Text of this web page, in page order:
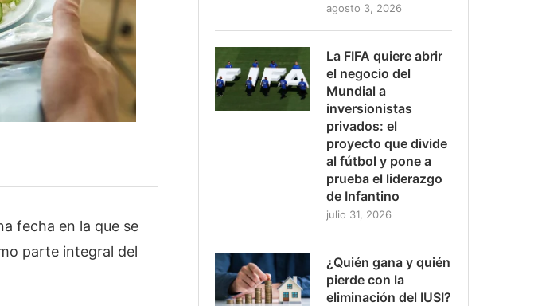
fecha en la que se
parte integral del
agosto 3, 2026
La FIFA quiere abrir
el negocio del
Mundial a
inversionistas
privados: el
proyecto que divide
al fútbol y pone a
prueba el liderazgo
de Infantino
julio 31, 2026
¿Quién gana y quién
pierde con la
eliminación del IUSI?